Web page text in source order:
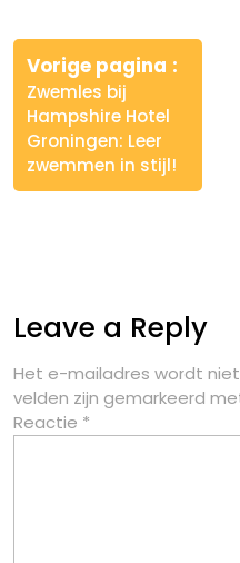
Berichtnavigatie
Vorige pagina
Zwemles bij
Hampshire Hotel
Groningen: Leer
zwemmen in stijl!
Leave a Reply
Het e-mailadres wordt
velden zijn gemarkeerd
Reactie *